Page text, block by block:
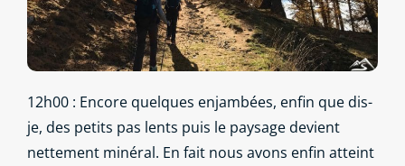
12h00 : Encore quelques enjambées, enfin que dis-
je, des petits pas lents puis le paysage devient
nettement minéral. En fait nous avons enfin atteint